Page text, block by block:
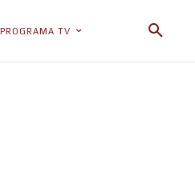
PROGRAMA TV